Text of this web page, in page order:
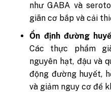
như GABA và
giãn cơ bắp và cải
Ổn định đường
Các thực phẩm
nguyên hạt, đậu và
động đường huyết,
và giảm nguy cơ đề